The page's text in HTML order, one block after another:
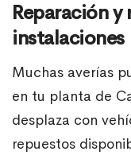
Reparación y
instalaciones
Muchas averías
en tu planta de
desplaza con
repuestos